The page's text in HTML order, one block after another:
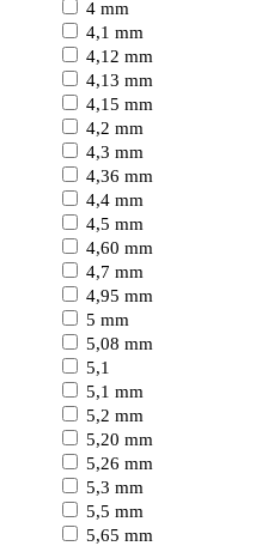
4 mm
4,1 mm
4,12 mm
4,13 mm
4,15 mm
4,2 mm
4,3 mm
4,36 mm
4,4 mm
4,5 mm
4,60 mm
4,7 mm
4,95 mm
5 mm
5,08 mm
5,1
5,1 mm
5,2 mm
5,20 mm
5,26 mm
5,3 mm
5,5 mm
5,65 mm